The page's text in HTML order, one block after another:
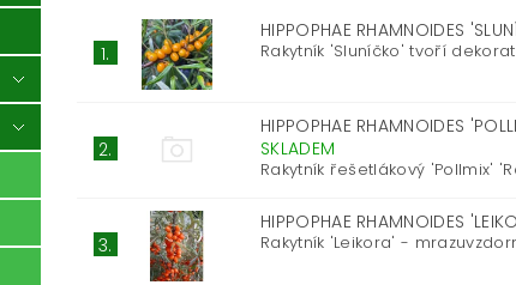
1.
HIPPOPHAE RHAMNOIDES
Rakytník 'Sluníčko' tvoří
2.
HIPPOPHAE RHAMNOIDES
SKLADEM
Rakytník řešetlákový 'Pollmix'
3.
HIPPOPHAE RHAMNOIDES
Rakytník 'Leikora' -